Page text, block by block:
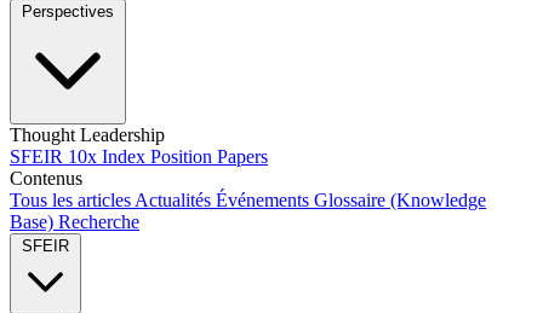
Perspectives
Thought Leadership
SFEIR 10x Index Position Papers
Contenus
Tous les articles Actualités Événements Glossaire (Knowledge
Base) Recherche
SFEIR